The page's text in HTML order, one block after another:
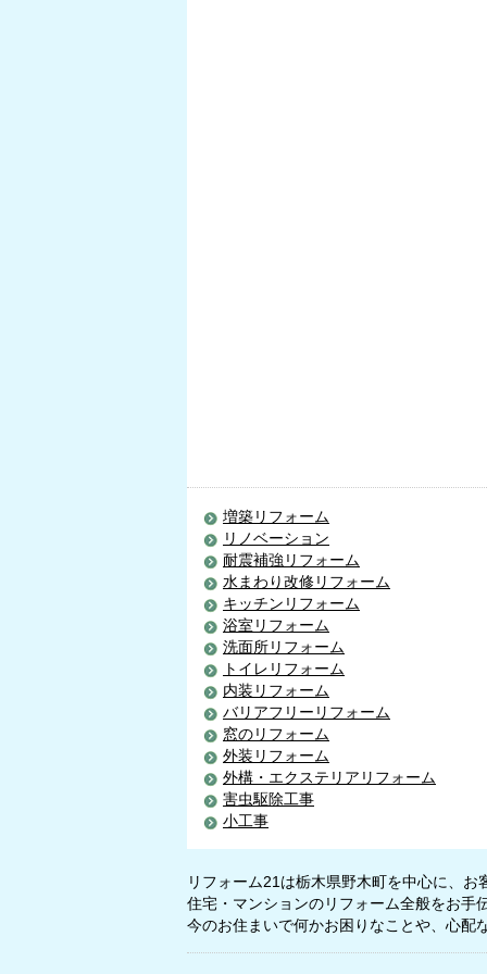
増築リフォーム
リノベーション
耐震補強リフォーム
水まわり改修リフォーム
キッチンリフォーム
浴室リフォーム
洗面所リフォーム
トイレリフォーム
内装リフォーム
バリアフリーリフォーム
窓のリフォーム
外装リフォーム
外構・エクステリアリフォーム
害虫駆除工事
小工事
リフォーム21は栃木県野木町を中心に、
住宅・マンションのリフォーム全般をお手
今のお住まいで何かお困りなことや、心配